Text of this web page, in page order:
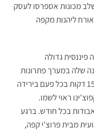
מכונות אספרסו לעסק
ליהנות מקפה
גדולה
שלה במערך פתרונות
מתקדם. בעבר, העובדים היו מבלים כ-15 דקות בכל פעם בירידה
ראוי לשמו.
בכל חודש. ברגע
מבית פרוצ'י קפה,